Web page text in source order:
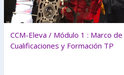
CCM-Eleva / Módulo 1 : Marco de
Cualificaciones y Formación TP